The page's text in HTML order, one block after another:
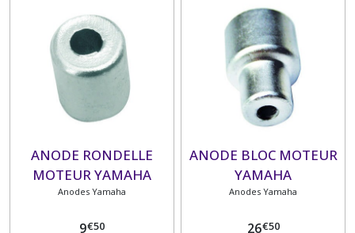
ANODE RONDELLE
MOTEUR YAMAHA
Anodes Yamaha
9€50
ANODE BLOC MOTEUR
YAMAHA
Anodes Yamaha
26€50